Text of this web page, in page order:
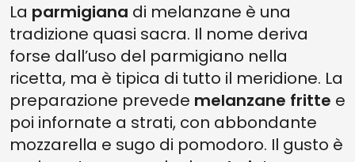
La parmigiana di melanzane è una
tradizione quasi sacra. Il nome deriva
forse dall’uso del parmigiano nella
ricetta, ma è tipica di tutto il meridione. La
preparazione prevede melanzane fritte e
poi infornate a strati, con abbondante
mozzarella e sugo di pomodoro. Il gusto è